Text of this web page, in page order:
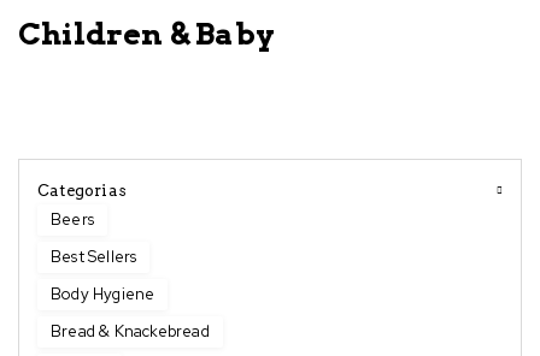
Children & Baby
Categorias
Beers
Best Sellers
Body Hygiene
Bread & Knackebread